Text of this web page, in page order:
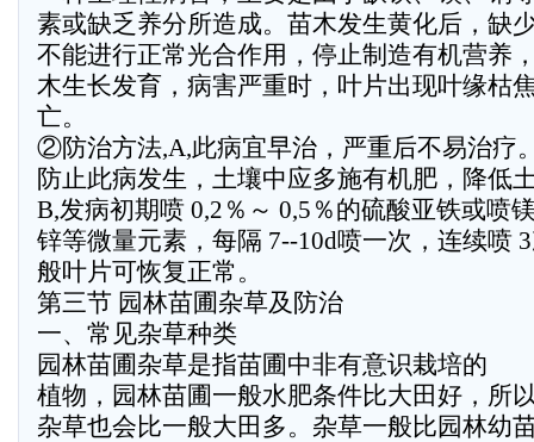
素或缺乏养分所造成。苗木发生黄化后，缺
不能进行正常光合作用，停止制造有机营养
木生长发育，病害严重时，叶片出现叶缘枯
亡。
②防治方法,A,此病宜早治，严重后不易治疗
防止此病发生，土壤中应多施有机肥，降低
B,发病初期喷 0,2％～ 0,5％的硫酸亚铁或喷
锌等微量元素，每隔 7--10d喷一次，连续喷
般叶片可恢复正常。
第三节 园林苗圃杂草及防治
一、常见杂草种类
园林苗圃杂草是指苗圃中非有意识栽培的
植物，园林苗圃一般水肥条件比大田好，所
杂草也会比一般大田多。杂草一般比园林幼